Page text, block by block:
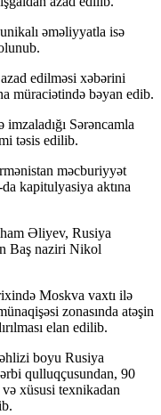
əməliyyatla isə
edilməsi xəbərini
müraciətində bəyan edib.
imzaladığı Sərəncamla
təsis edilib.
məcburiyyət
kapitulyasiya aktına
Əliyev, Rusiya
Baş naziri Nikol
Moskva vaxtı ilə
zonasında atəşin
elan edilib.
boyu Rusiya
qulluqçusundan, 90
xüsusi texnikadan